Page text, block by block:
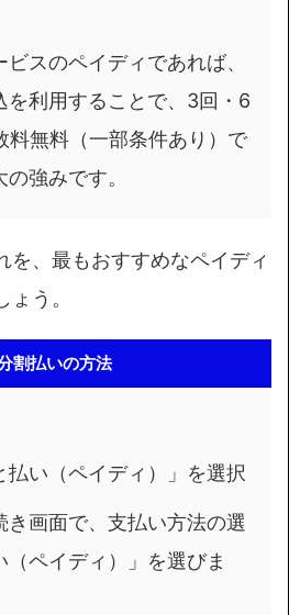
スのペイディであれば、
を利用することで、3回・6
料無料（一部条件あり）で
強みです。
を、最もおすすめなペイディ
う。
割払いの方法
払い（ペイディ）」を選択
き画面で、支払い方法の選
ペイディ）」を選びま